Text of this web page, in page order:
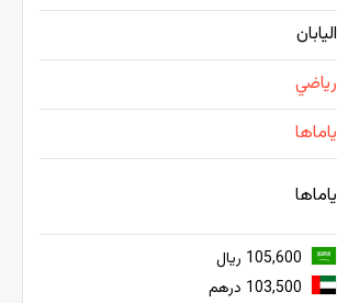
اليابان
رياضي
ياماها
ياماها
105,600 ريال
103,500 درهم